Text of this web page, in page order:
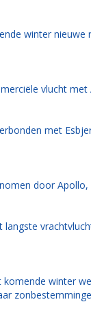
winter nieuwe
vlucht met
met
door
langste
komende winter